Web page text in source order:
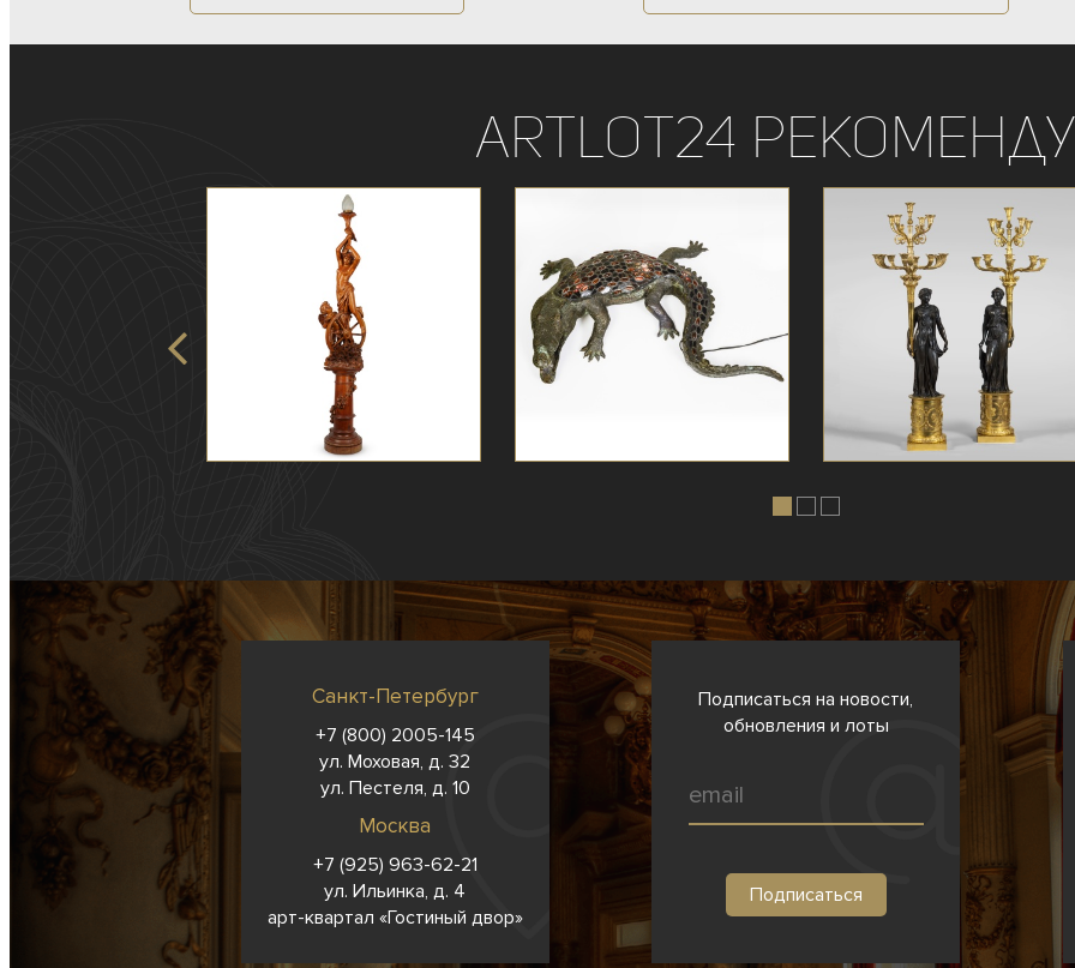
ArtLot24
Санкт-Петербург
+7 (800) 2005-145
ул. Моховая, д. 32
ул. Пестеля, д. 10
Москва
+7 (925) 963-62-21
ул. Ильинка, д. 4
арт-квартал «Гостиный двор»
Подписаться на новости,
обновления и лоты